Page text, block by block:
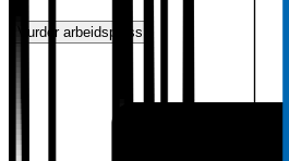
Vurder arbeidsplass